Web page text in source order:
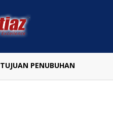
TUJUAN PENUBUHAN